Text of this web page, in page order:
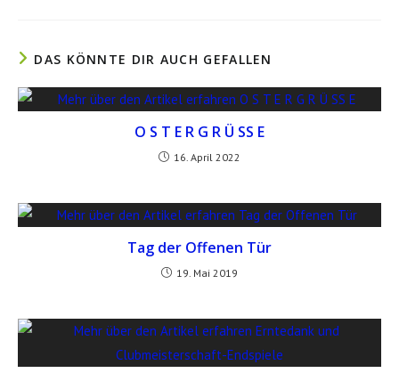
DAS KÖNNTE DIR AUCH GEFALLEN
O S T E R G R Ü SS E
16. April 2022
Tag der Offenen Tür
19. Mai 2019